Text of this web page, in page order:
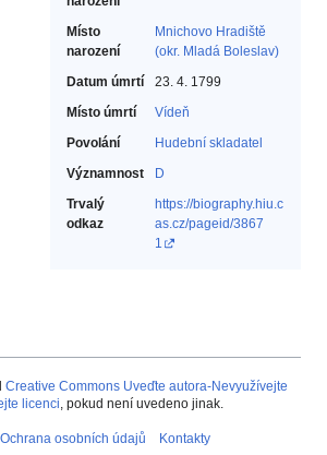
Místo
narození
Mnichovo Hradiště
(okr. Mladá Boleslav)
Datum úmrtí
23. 4. 1799
Místo úmrtí
Vídeň
Povolání
Hudební skladatel‎
Významnost
D
Trvalý
odkaz
https://biography.hiu.c
as.cz/pageid/3867
1
Creative Commons Uveďte autora-Nevyužívejte
licenci, pokud není uvedeno jinak.
Ochrana osobních údajů Kontakty